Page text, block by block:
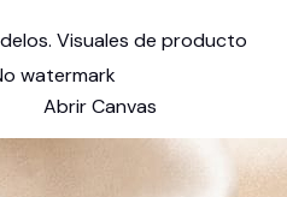
Visuales de producto
watermark
Abrir Canvas